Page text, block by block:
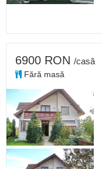
6900 RON /casă
Fără masă